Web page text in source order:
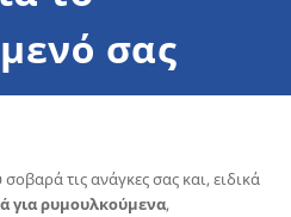
σας
τις ανάγκες σας και, ειδικά
για ρυμουλκούμενα,